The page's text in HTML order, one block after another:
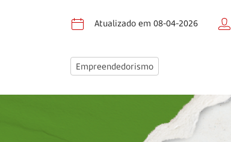
Atualizado em 08-04-2026
Empreendedorismo